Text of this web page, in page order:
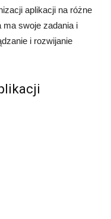
aplikacji na różne
swoje zadania i
i rozwijanie